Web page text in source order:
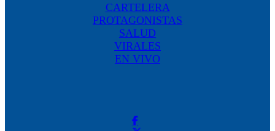
CARTELERA
PROTAGONISTAS
SALUD
VIRALES
EN VIVO